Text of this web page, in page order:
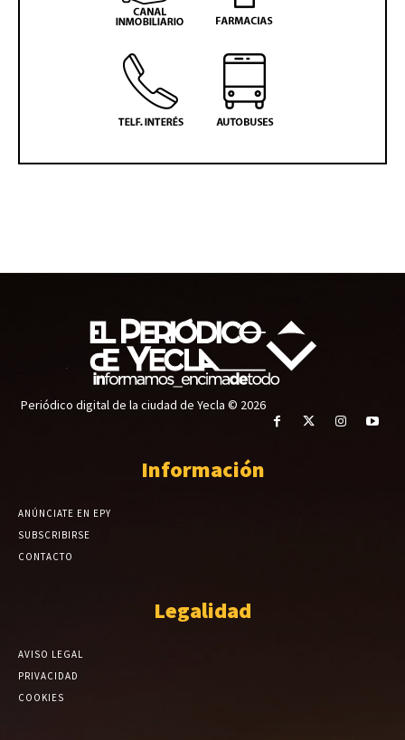
Periódico digital de la ciudad de Yecla © 2026
Información
ANÚNCIATE EN EPY
SUBSCRIBIRSE
CONTACTO
Legalidad
AVISO LEGAL
PRIVACIDAD
COOKIES